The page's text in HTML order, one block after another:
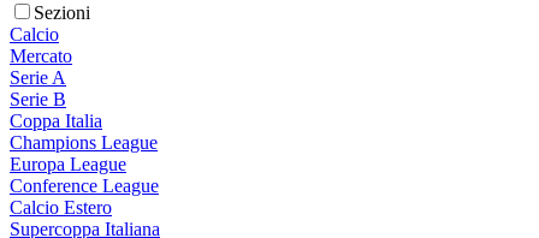
Sezioni
Calcio
Mercato
Serie A
Serie B
Coppa Italia
Champions League
Europa League
Conference League
Calcio Estero
Supercoppa Italiana